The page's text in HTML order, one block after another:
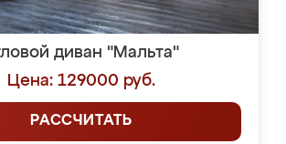
диван "Мальта"
Цена: 129000 руб.
РАССЧИТАТЬ